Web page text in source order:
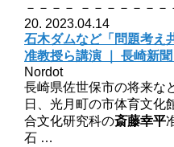
－－－－ －－－－－－－
20. 2023.04.14
石木ダムなど「問題考え
准教授ら講演 ｜ 長崎新
Nordot
長崎県佐世保市の将来な
日、光月町の市体育文化
合文化研究科の斎藤幸平
石 …